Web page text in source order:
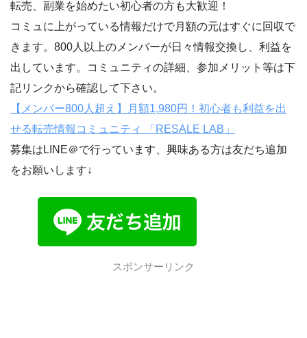
転売、副業を始めたい初心者の方も大歓迎！
コミュに上がっている情報だけで月額の元はすぐに回収で
きます。800人以上のメンバーが日々情報交換し、利益を
出しています。コミュニティの詳細、参加メリット等は下
記リンクから確認して下さい。
【メンバー800人超え】月額1,980円！初心者も利益を出
せる転売情報コミュニティ 「RESALE LAB」
募集はLINE＠で行っています、興味ある方は友だち追加
をお願いします↓
スポンサーリンク